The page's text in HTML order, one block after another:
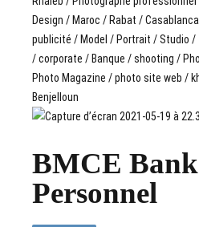
BMCE Bank
Personnel